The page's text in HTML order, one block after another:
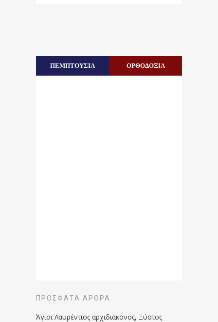
ΠΕΜΠΤΟΥΣΙΑ ΟΡΘΟΔΟΞΙΑ
ΠΡΌΣΦΑΤΑ ΆΡΘΡΑ
Άγιοι Λαυρέντιος αρχιδιάκονος, Ξύστος